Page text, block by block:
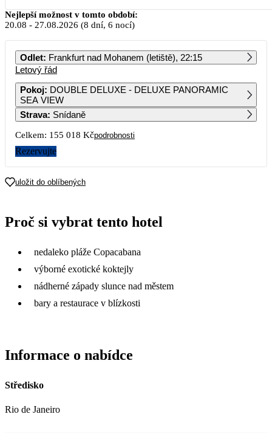
Srpen 2026
PO ÚT ST ČT PÁ SO NE
3 4 5 6 7 8 9
10 11 12
17 18 19 20 21 22 23
Nejlepší možnost v tomto období:
20.08 - 27.08.2026 (8 dní, 6 nocí)
Odlet: Frankfurt nad Mohanem (letiště), 22:15
Letový řád
Pokoj: DOUBLE DELUXE - DELUXE PANORAMIC
SEA VIEW
Strava: Snídaně
Celkem: 155 018 Kčpodrobnosti
Rezervujte
uložit do oblíbených
Proč si vybrat tento hotel
nedaleko pláže Copacabana
výborné exotické koktejly
nádherné západy slunce nad městem
bary a restaurace v blízkosti
Informace o nabídce
Středisko
Rio de Janeiro